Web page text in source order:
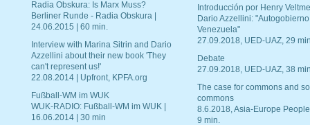
Radia Obskura: Is Marx Muss?
Berliner Runde - Radia Obskura |
24.06.2015 | 60 min.
Interview with Marina Sitrin and Dario
Azzellini about their new book 'They
can't represent us!'
22.08.2014 | Upfront, KPFA.org
Fußball-WM im WUK
WUK-RADIO: Fußball-WM im WUK |
16.06.2014 | 30 min
Introducción por Henry
Dario Azzellini:
Venezuela"
27.09.2018, UED-UAZ, 29
Debate
27.09.2018, UED-UAZ, 38
The case for commons and
commons
8.6.2018, Asia-Europe
9 min.